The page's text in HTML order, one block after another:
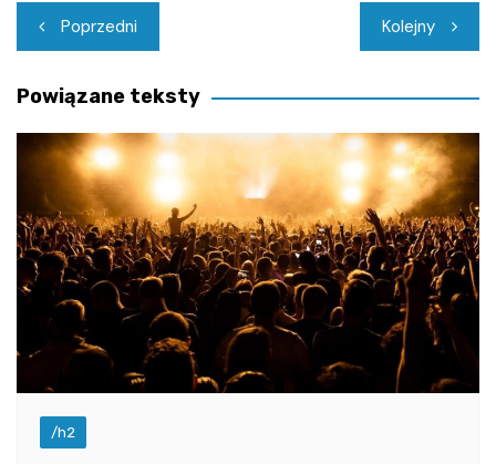
Nawigacja
wpisu
Poprzedni Kolejny
Powiązane teksty
/h2